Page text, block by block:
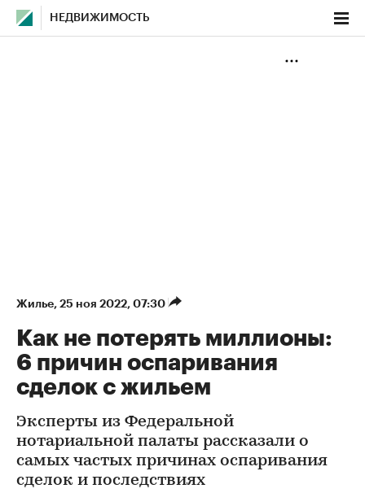
НЕДВИЖИМОСТЬ
Жилье⁠, 25 ноя 2022, 07:30
Как не потерять миллионы:
6 причин оспаривания
сделок с жильем
Эксперты из Федеральной
нотариальной палаты рассказали о
самых частых причинах оспаривания
сделок и последствиях